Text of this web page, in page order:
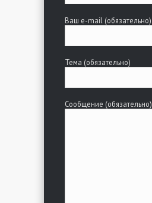
Ваш e-mail (обязательно)
Тема (обязательно)
Сообщение (обязательно)